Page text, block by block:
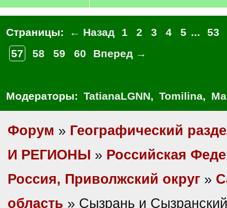
Страницы: ← Назад 1 2 3 4 5 ...
53
57
58 59 60 Вперед →
Модераторы: TatianaLGNN, Tomilina,
Форум » Географический
И РЕГИОНЫ » Российская
Россия, Приволжский округ »
область » Сызрань и